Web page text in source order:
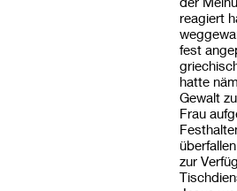
reagiert
fest
hatte
Gewalt
Frau
zur